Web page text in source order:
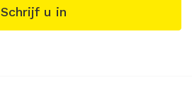
Schrijf u in